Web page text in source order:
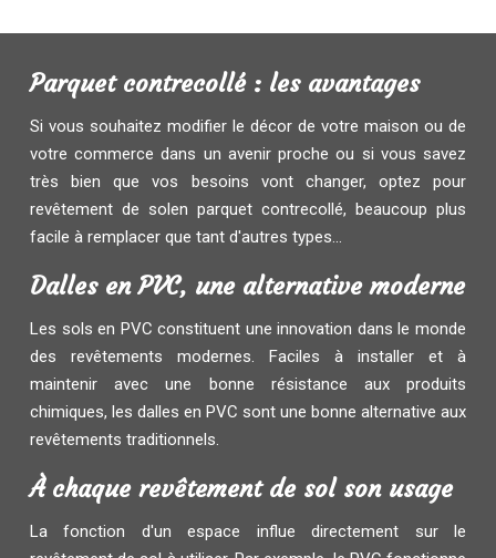
Parquet contrecollé : les avantages
Si vous souhaitez modifier le décor de votre maison ou de
votre commerce dans un avenir proche ou si vous savez
très bien que vos besoins vont changer, optez pour
revêtement de solen parquet contrecollé, beaucoup plus
facile à remplacer que tant d'autres types...
Dalles en PVC, une alternative moderne
Les sols en PVC constituent une innovation dans le monde
des revêtements modernes. Faciles à installer et à
maintenir avec une bonne résistance aux produits
chimiques, les dalles en PVC sont une bonne alternative aux
revêtements traditionnels.
À chaque revêtement de sol son usage
La fonction d'un espace influe directement sur le